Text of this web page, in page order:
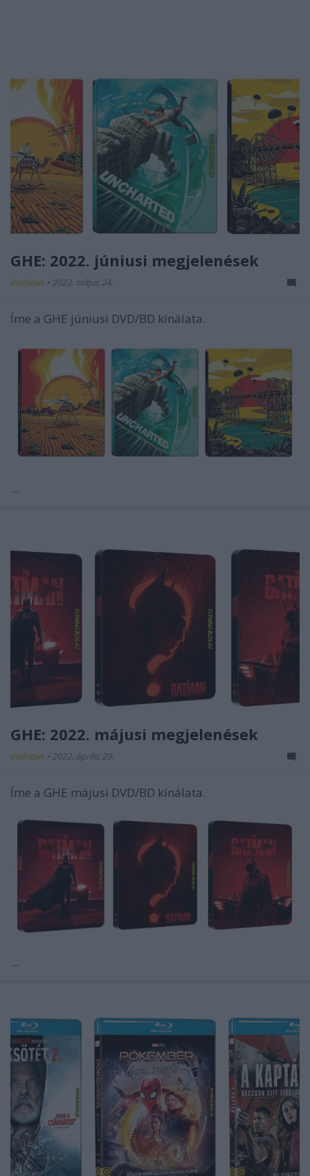
GHE: 2022. júniusi megjelenések
dvdnews • 2022. május 24.
Íme a GHE júniusi DVD/BD kínálata.
...
GHE: 2022. májusi megjelenések
dvdnews • 2022. április 29.
Íme a GHE májusi DVD/BD kínálata.
...